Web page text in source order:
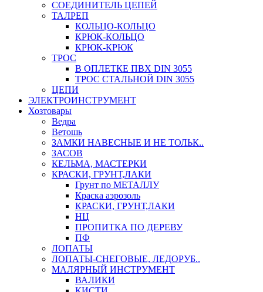
СОЕДИНИТЕЛЬ ЦЕПЕЙ
ТАЛРЕП
КОЛЬЦО-КОЛЬЦО
КРЮК-КОЛЬЦО
КРЮК-КРЮК
ТРОС
В ОПЛЕТКЕ ПВХ DIN 3055
ТРОС СТАЛЬНОЙ DIN 3055
ЦЕПИ
ЭЛЕКТРОИНСТРУМЕНТ
Хозтовары
Ведра
Ветошь
ЗАМКИ НАВЕСНЫЕ И НЕ ТОЛЬК..
ЗАСОВ
КЕЛЬМА, МАСТЕРКИ
КРАСКИ, ГРУНТ,ЛАКИ
Грунт по МЕТАЛЛУ
Краска аэрозоль
КРАСКИ, ГРУНТ,ЛАКИ
НЦ
ПРОПИТКА ПО ДЕРЕВУ
ПФ
ЛОПАТЫ
ЛОПАТЫ-СНЕГОВЫЕ, ЛЕДОРУБ..
МАЛЯРНЫЙ ИНСТРУМЕНТ
ВАЛИКИ